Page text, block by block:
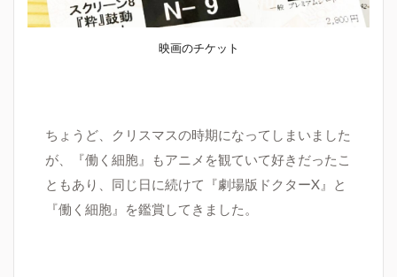
映画のチケット
ちょうど、クリスマスの時期になってしまいました
が、
『働く細胞』もアニメを観ていて好きだったこ
ともあり、同じ日に続けて
『劇場版ドクターX 』と
『働く細胞』を鑑賞してきました。